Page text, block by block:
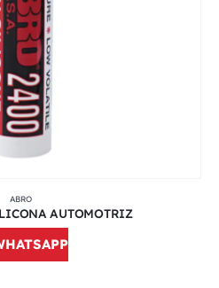
ABRO
AUTOMOTRIZ